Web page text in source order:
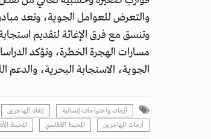
والتعرض للعوامل الجوية، وتعد مبادرة
وتنسق مع فرق الإغاثة لتقديم
مسارات الهجرة الخطرة، وتؤكد
الجوية، الاستجابة البحرية، والدعم
أزمات واحتياجات إنسانية إنقاذ المهاجرين
أزمات المهاجرين
المحيط الأطلسي المحيط